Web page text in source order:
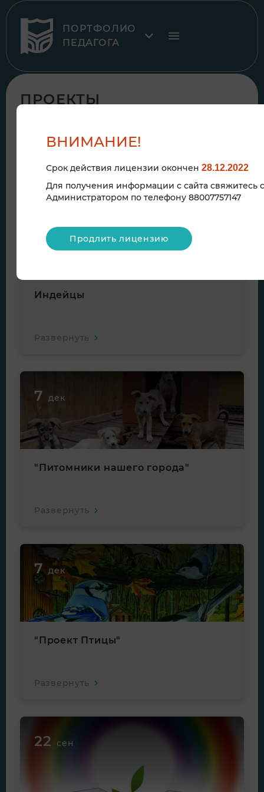
ПОРТФОЛИО
ПЕДАГОГА
ПРОЕКТЫ
сен
Индейцы
Развернуть
7 дек
"Питомники нашего города"
Развернуть
7 дек
"Проект Птицы"
Развернуть
22 сен
ВНИМАНИЕ!
Срок действия лицензии окончен 28.12.2022
Для получения информации с сайта свяжитесь с
Администратором по телефону 88007757147
Продлить лицензию